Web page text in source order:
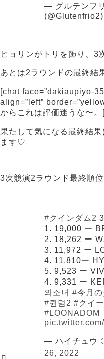
— グルテンフ
(@Glutenfrio2)
ヒョリンがトリを飾り、3
あとは2ラウンドの最終結
[chat face=”dakiaupiyo-
align=”left”
からこれは評価迷うな〜
果たして気になる最終結
ます♡
3次競演2ラウンド最終順位
#クインダム2
1. 19,000 ー
2. 18,262 ー
3. 11,972 ー
4. 11,810ー
5. 9,523 ー
4. 9,331 ー
의소녀 #今月
#퀸덤2 #クイ
#LOONADOM
— ハイチュウ
26, 2022